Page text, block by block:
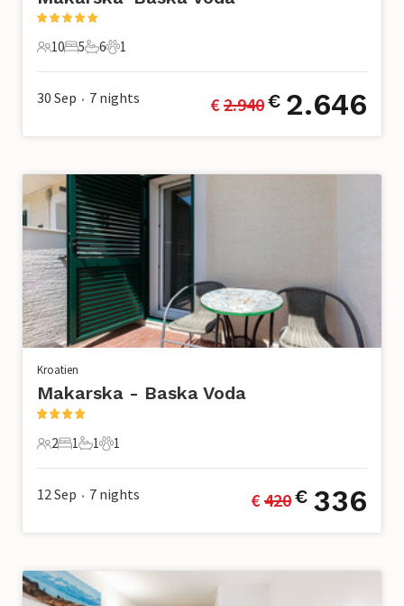
10 Gäste
10
5 Schlafzimmer
5
6 Badezimmer
6
1 Haustier
1
30 Sep • 7 nights € 2.940€ 2.646
Kroatien
Makarska - Baska Voda
2 Gäste
2
1 Schlafzimmer
1
1 Badezimmer
1
1 Haustier
1
12 Sep • 7 nights € 420€ 336